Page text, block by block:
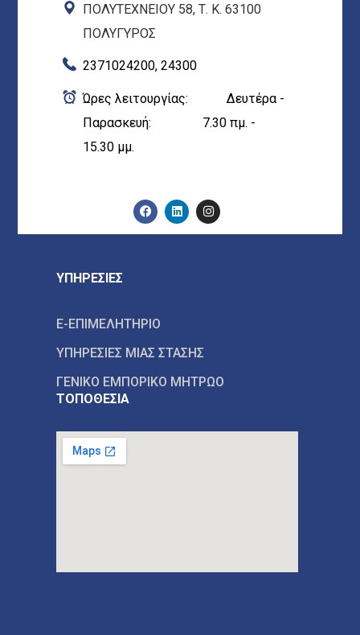
ΠΟΛΥΤΕΧΝΕΙΟΥ 58, Τ. Κ. 63100
ΠΟΛΥΓΥΡΟΣ
2371024200, 24300
Ώρες λειτουργίας: Δευτέρα -
Παρασκευή: 7.30 πμ. -
15.30 μμ.
ΥΠΗΡΕΣΙΕΣ
E-ΕΠΙΜΕΛΗΤΗΡΙΟ
ΥΠΗΡΕΣΙΕΣ ΜΙΑΣ ΣΤΑΣΗΣ
ΓΕΝΙΚΟ ΕΜΠΟΡΙΚΟ ΜΗΤΡΩΟ
ΤΟΠΟΘΕΣΙΑ